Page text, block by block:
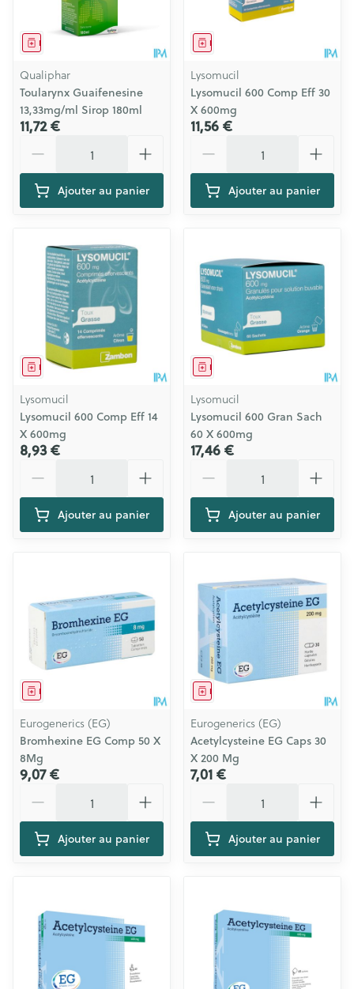
Médicament
Qualiphar
Toularynx Guaifenesine
13,33mg/ml Sirop 180ml
11,72 €
Ajouter au panier
Médicament
Lysomucil
Lysomucil 600 Comp Eff 30
X 600mg
11,56 €
Ajouter au panier
Médicament
Lysomucil
Lysomucil 600 Comp Eff 14
X 600mg
8,93 €
Ajouter au panier
Médicament
Lysomucil
Lysomucil 600 Gran Sach
60 X 600mg
17,46 €
Ajouter au panier
Médicament
Eurogenerics (EG)
Bromhexine EG Comp 50 X
8Mg
9,07 €
Ajouter au panier
Médicament
Eurogenerics (EG)
Acetylcysteine EG Caps 30
X 200 Mg
7,01 €
Ajouter au panier